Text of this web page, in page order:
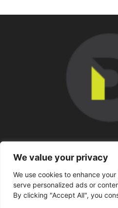
We value your privacy
We use cookies to enhance
serve personalized ads or
By clicking "Accept All", you